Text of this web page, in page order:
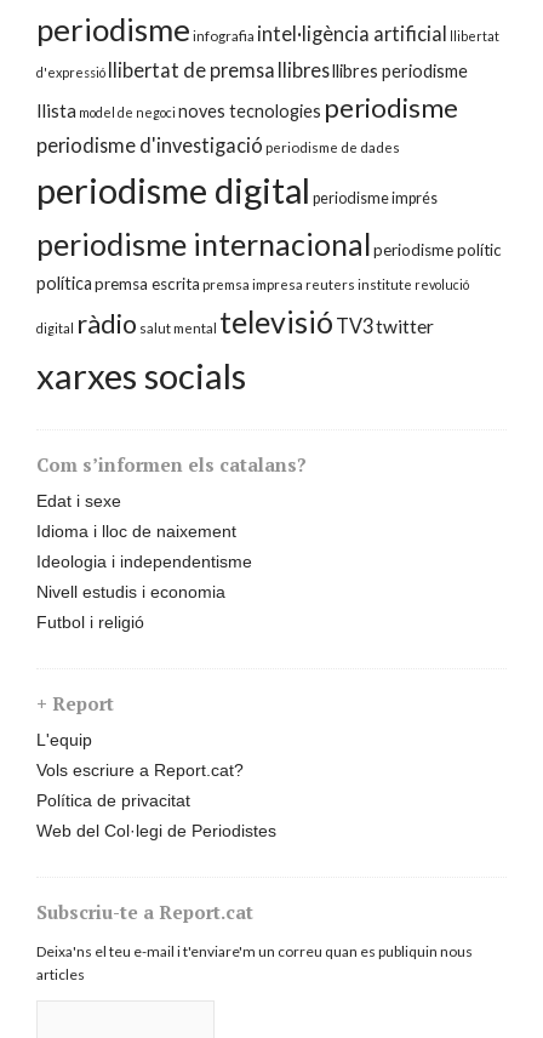
periodisme infografia intel·ligència artificial llibertat
d'expressió llibertat de premsa llibresllibres periodisme
llista model de negoci noves tecnologies periodisme
periodisme d'investigació periodisme de dades
periodisme digital periodisme imprés
periodisme internacionalperiodisme polític
políticapremsa escrita premsa impresa reuters institute revolució
digital ràdio salut mental televisió TV3twitter
xarxes socials
Com s’informen els catalans?
Edat i sexe
Idioma i lloc de naixement
Ideologia i independentisme
Nivell estudis i economia
Futbol i religió
+ Report
L'equip
Vols escriure a Report.cat?
Política de privacitat
Web del Col·legi de Periodistes
Subscriu-te a Report.cat
Deixa'ns el teu e-mail i t'enviare'm un correu quan es publiquin nous
articles